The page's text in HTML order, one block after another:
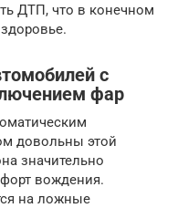
ДТП, что в конечном
с
фар
довольны этой
значительно
вождения.
на ложные